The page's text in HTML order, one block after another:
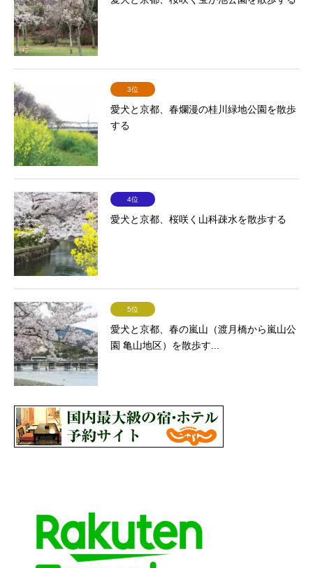
3位
愛犬と京都、春爛漫の桂川緑地公園を散歩
する
4位
愛犬と京都、桜咲く山科疎水を散歩する
5位
愛犬と京都、春の嵐山（渡月橋から嵐山公
園 亀山地区）を散歩す...